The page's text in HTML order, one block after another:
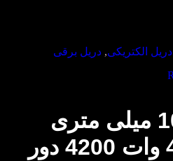
دریل الکتریکی, دریل برقی
دریل برقی 10 میلی متری